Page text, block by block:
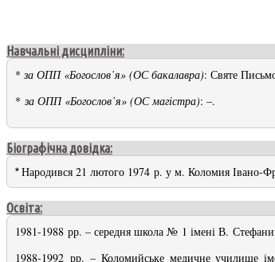
Навчальні дисципліни:
* за ОПП «Богослов’я» (ОС бакалавра): Святе
* за ОПП «Богослов’я» (ОС магістра): –.
Біографічна довідка:
*Народився 21 лютого 1974 р. у м. Коломия Івано-
Освіта:
1981-1988 рр. – середня школа № 1 імені В.
1988-1992 рр. – Коломийське медичне училище